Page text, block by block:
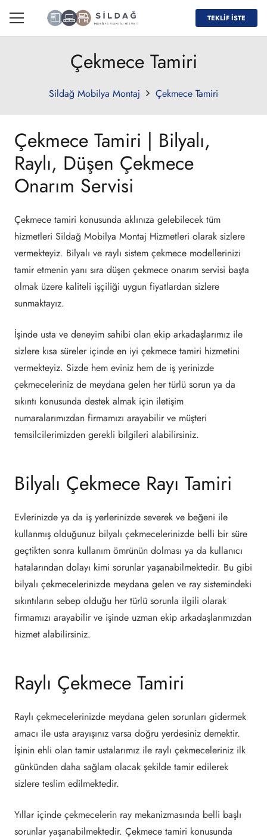
TEKLİF İSTE
Çekmece Tamiri
Sildağ Mobilya Montaj Çekmece Tamiri
Çekmece Tamiri | Bilyalı,
Raylı, Düşen Çekmece
Onarım Servisi
Çekmece tamiri konusunda aklınıza gelebilecek tüm
hizmetleri Sildağ Mobilya Montaj Hizmetleri olarak sizlere
vermekteyiz. Bilyalı ve raylı sistem çekmece modellerinizi
tamir etmenin yanı sıra düşen çekmece onarım servisi başta
olmak üzere kaliteli işçiliği uygun fiyatlardan sizlere
sunmaktayız.
İşinde usta ve deneyim sahibi olan ekip arkadaşlarımız ile
sizlere kısa süreler içinde en iyi çekmece tamiri hizmetini
vermekteyiz. Sizde hem eviniz hem de iş yerinizde
çekmeceleriniz de meydana gelen her türlü sorun ya da
sıkıntı konusunda destek almak için iletişim
numaralarımızdan firmamızı arayabilir ve müşteri
temsilcilerimizden gerekli bilgileri alabilirsiniz.
Bilyalı Çekmece Rayı Tamiri
Evlerinizde ya da iş yerlerinizde severek ve beğeni ile
kullanmış olduğunuz bilyalı çekmecelerinizde belli bir süre
geçtikten sonra kullanım ömrünün dolması ya da kullanıcı
hatalarından dolayı kimi sorunlar yaşanabilmektedir. Bu gibi
bilyalı çekmecelerinizde meydana gelen ve ray sistemindeki
sıkıntıların sebep olduğu her türlü sorunla ilgili olarak
firmamızı arayabilir ve işinde uzman ekip arkadaşlarımızdan
hizmet alabilirsiniz.
Raylı Çekmece Tamiri
Raylı çekmecelerinizde meydana gelen sorunları gidermek
amacı ile usta arayışınız varsa doğru yerdesiniz demektir.
İşinin ehli olan tamir ustalarımız ile raylı çekmeceleriniz ilk
günkünden daha sağlam olacak şekilde tamir edilerek
sizlere teslim edilmektedir.
Yıllar içinde çekmecelerin ray mekanizmasında belli başlı
sorunlar yaşanabilmektedir. Çekmece tamiri konusunda